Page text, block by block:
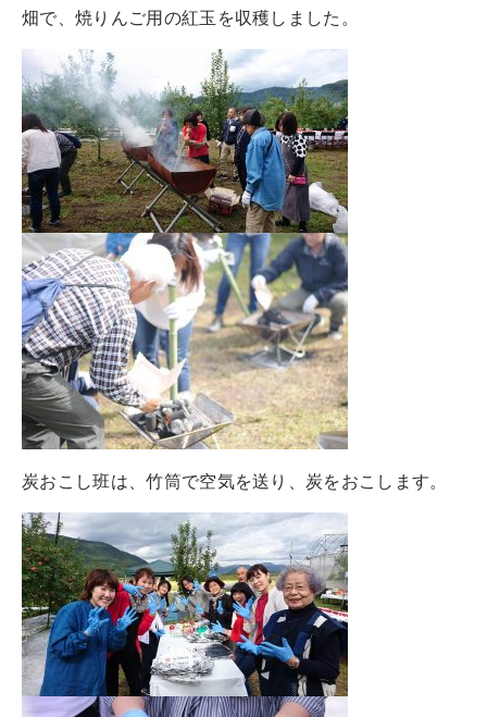
畑で、焼りんご用の紅玉を収穫しました。
炭おこし班は、竹筒で空気を送り、炭をおこします。